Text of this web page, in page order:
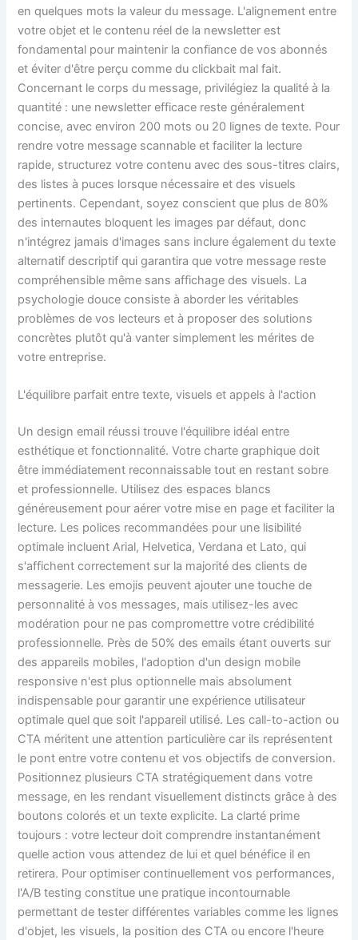
en quelques mots la valeur du message. L'alignement entre
votre objet et le contenu réel de la newsletter est
fondamental pour maintenir la confiance de vos abonnés
et éviter d'être perçu comme du clickbait mal fait.
Concernant le corps du message, privilégiez la qualité à la
quantité : une newsletter efficace reste généralement
concise, avec environ 200 mots ou 20 lignes de texte. Pour
rendre votre message scannable et faciliter la lecture
rapide, structurez votre contenu avec des sous-titres clairs,
des listes à puces lorsque nécessaire et des visuels
pertinents. Cependant, soyez conscient que plus de 80%
des internautes bloquent les images par défaut, donc
n'intégrez jamais d'images sans inclure également du texte
alternatif descriptif qui garantira que votre message reste
compréhensible même sans affichage des visuels. La
psychologie douce consiste à aborder les véritables
problèmes de vos lecteurs et à proposer des solutions
concrètes plutôt qu'à vanter simplement les mérites de
votre entreprise.
L'équilibre parfait entre texte, visuels et appels à l'action
Un design email réussi trouve l'équilibre idéal entre
esthétique et fonctionnalité. Votre charte graphique doit
être immédiatement reconnaissable tout en restant sobre
et professionnelle. Utilisez des espaces blancs
généreusement pour aérer votre mise en page et faciliter la
lecture. Les polices recommandées pour une lisibilité
optimale incluent Arial, Helvetica, Verdana et Lato, qui
s'affichent correctement sur la majorité des clients de
messagerie. Les emojis peuvent ajouter une touche de
personnalité à vos messages, mais utilisez-les avec
modération pour ne pas compromettre votre crédibilité
professionnelle. Près de 50% des emails étant ouverts sur
des appareils mobiles, l'adoption d'un design mobile
responsive n'est plus optionnelle mais absolument
indispensable pour garantir une expérience utilisateur
optimale quel que soit l'appareil utilisé. Les call-to-action ou
CTA méritent une attention particulière car ils représentent
le pont entre votre contenu et vos objectifs de conversion.
Positionnez plusieurs CTA stratégiquement dans votre
message, en les rendant visuellement distincts grâce à des
boutons colorés et un texte explicite. La clarté prime
toujours : votre lecteur doit comprendre instantanément
quelle action vous attendez de lui et quel bénéfice il en
retirera. Pour optimiser continuellement vos performances,
l'A/B testing constitue une pratique incontournable
permettant de tester différentes variables comme les lignes
d'objet, les visuels, la position des CTA ou encore l'heure